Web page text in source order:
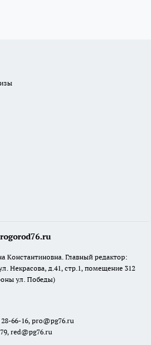
Константиновна. Главный редактор:
Некрасова, д.41, стр.1, помещение 312
ул. Победы)
66-16, pro@pg76.ru
, red@pg76.ru